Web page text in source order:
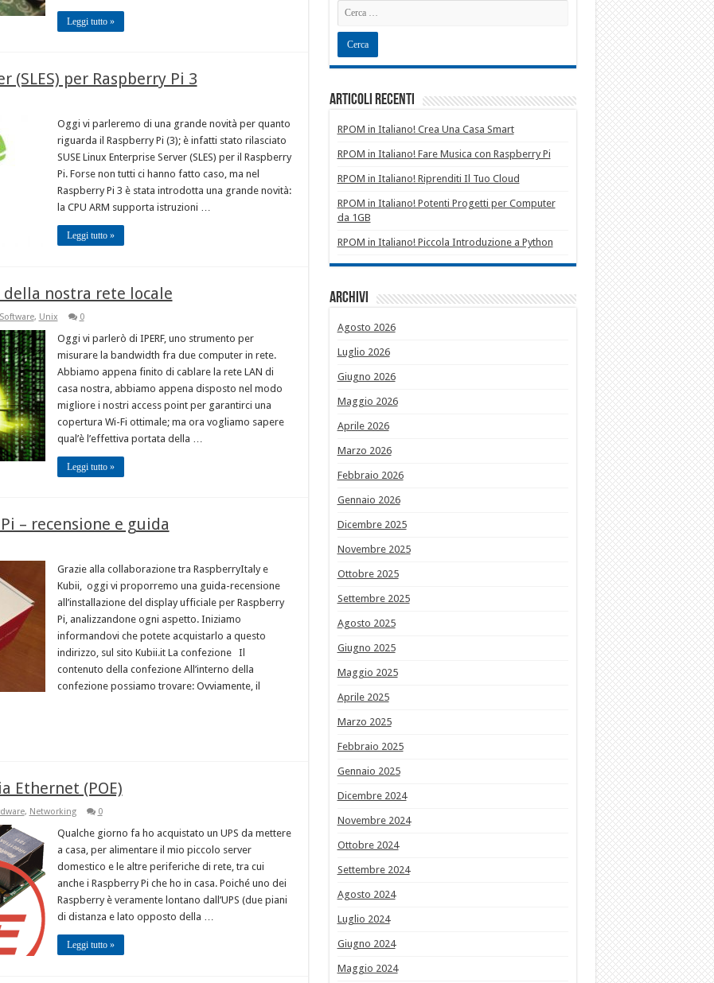
Leggi tutto »
(SLES) per Raspberry Pi 3
Oggi vi parleremo di una grande novità per quanto
riguarda il Raspberry Pi (3); è infatti stato rilasciato
SUSE Linux Enterprise Server (SLES) per il Raspberry
Pi. Forse non tutti ci hanno fatto caso, ma nel
Raspberry Pi 3 è stata introdotta una grande novità:
la CPU ARM supporta istruzioni …
Leggi tutto »
della nostra rete locale
Software, Unix 0
Oggi vi parlerò di IPERF, uno strumento per
misurare la bandwidth fra due computer in rete.
Abbiamo appena finito di cablare la rete LAN di
casa nostra, abbiamo appena disposto nel modo
migliore i nostri access point per garantirci una
copertura Wi-Fi ottimale; ma ora vogliamo sapere
qual’è l’effettiva portata della …
Leggi tutto »
– recensione e guida
Grazie alla collaborazione tra RaspberryItaly e
Kubii, oggi vi proporremo una guida-recensione
all’installazione del display ufficiale per Raspberry
Pi, analizzandone ogni aspetto. Iniziamo
informandovi che potete acquistarlo a questo
indirizzo, sul sito Kubii.it La confezione Il
contenuto della confezione All’interno della
confezione possiamo trovare: Ovviamente, il
Ethernet (POE)
, Networking 0
Qualche giorno fa ho acquistato un UPS da mettere
a casa, per alimentare il mio piccolo server
domestico e le altre periferiche di rete, tra cui
anche i Raspberry Pi che ho in casa. Poiché uno dei
Raspberry è veramente lontano dall’UPS (due piani
di distanza e lato opposto della …
Leggi tutto »
Articoli recenti
RPOM in Italiano! Crea Una Casa Smart
RPOM in Italiano! Fare Musica con Raspberry Pi
RPOM in Italiano! Riprenditi Il Tuo Cloud
RPOM in Italiano! Potenti Progetti per Computer
da 1GB
RPOM in Italiano! Piccola Introduzione a Python
Archivi
Agosto 2026
Luglio 2026
Giugno 2026
Maggio 2026
Aprile 2026
Marzo 2026
Febbraio 2026
Gennaio 2026
Dicembre 2025
Novembre 2025
Ottobre 2025
Settembre 2025
Agosto 2025
Giugno 2025
Maggio 2025
Aprile 2025
Marzo 2025
Febbraio 2025
Gennaio 2025
Dicembre 2024
Novembre 2024
Ottobre 2024
Settembre 2024
Agosto 2024
Luglio 2024
Giugno 2024
Maggio 2024